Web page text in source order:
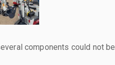
components could not be